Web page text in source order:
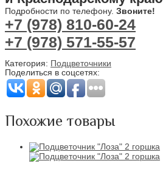
Подробности по телефону. Звоните!
+7 (978) 810-60-24
+7 (978) 571-55-57
Категория: Подцветочники
Поделиться в соцсетях:
Похожие товары